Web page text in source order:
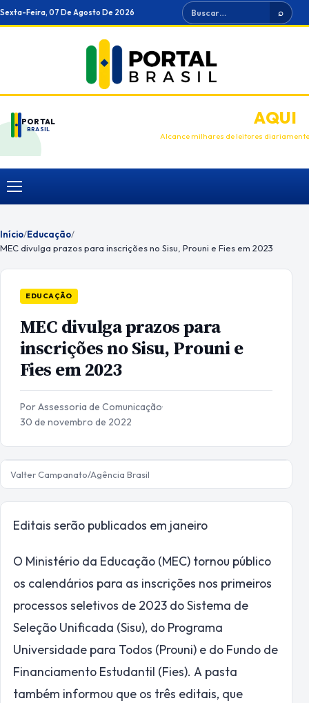
Ir
para
Sexta-Feira, 07 De Agosto De 2026 Buscar ⌕
PORTAL
BRASIL
ANUNCIEAQUI
Alcance milhares de leitores diariamente
Menu
Início/Educação/
MEC divulga prazos para inscrições no Sisu, Prouni e Fies em 2023
EDUCAÇÃO
MEC divulga prazos para
inscrições no Sisu, Prouni e
Fies em 2023
Por Assessoria de Comunicação·
30 de novembro de 2022
Valter Campanato/Agência Brasil
Editais serão publicados em janeiro
O Ministério da Educação (MEC) tornou público
os calendários para as inscrições nos primeiros
processos seletivos de 2023 do Sistema de
Seleção Unificada (Sisu), do Programa
Universidade para Todos (Prouni) e do Fundo de
Financiamento Estudantil (Fies). A pasta
também informou que os três editais, que